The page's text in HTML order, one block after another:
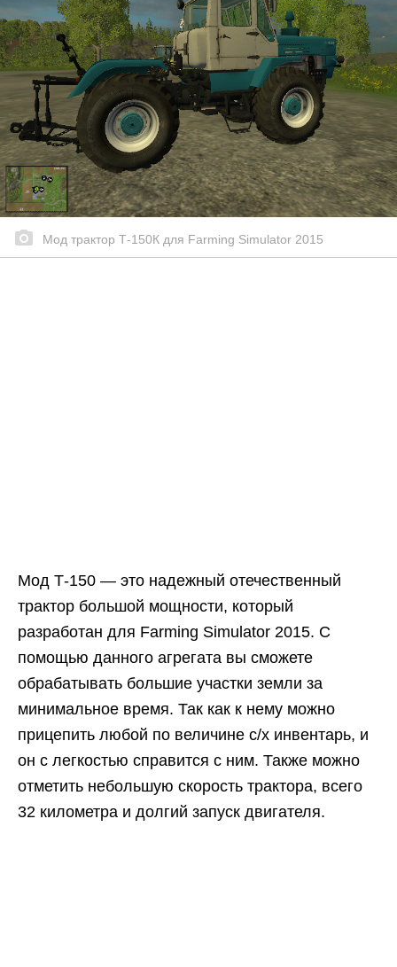
Мод трактор Т-150К для Farming Simulator 2015
Мод Т-150 — это надежный отечественный
трактор большой мощности, который
разработан для Farming Simulator 2015. С
помощью данного агрегата вы сможете
обрабатывать большие участки земли за
минимальное время. Так как к нему можно
прицепить любой по величине с/х инвентарь, и
он с легкостью справится с ним. Также можно
отметить небольшую скорость трактора, всего
32 километра и долгий запуск двигателя.